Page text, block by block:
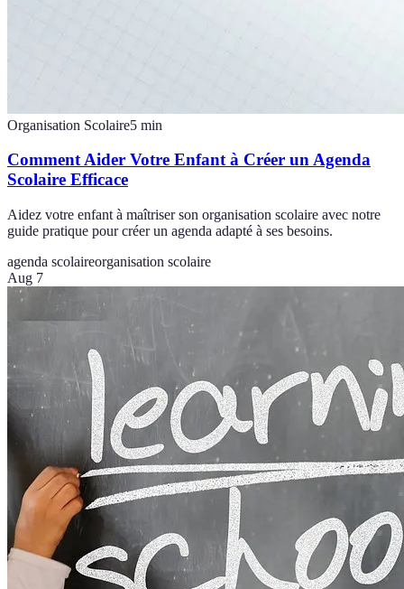
Organisation Scolaire5 min
Comment Aider Votre Enfant à Créer un Agenda
Scolaire Efficace
Aidez votre enfant à maîtriser son organisation scolaire avec notre
guide pratique pour créer un agenda adapté à ses besoins.
agenda scolaireorganisation scolaire
Aug 7